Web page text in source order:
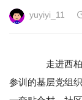
yuyiyi_11
走进西柏
参训的基层党组